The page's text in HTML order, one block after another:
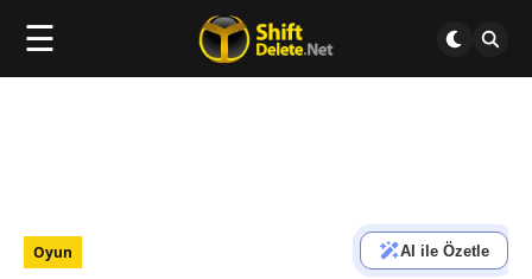
☰
Oyun AI ile Özetle